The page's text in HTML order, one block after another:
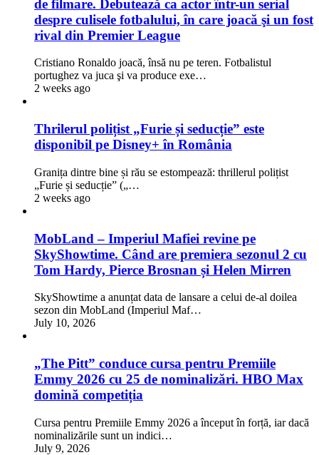
de filmare. Debutează ca actor într-un serial
despre culisele fotbalului, în care joacă şi un fost
rival din Premier League
Cristiano Ronaldo joacă, însă nu pe teren. Fotbalistul
portughez va juca şi va produce exe…
2 weeks ago
Thrilerul polițist „Furie și seducție” este
disponibil pe Disney+ în România
Granița dintre bine și rău se estompează: thrillerul polițist
„Furie și seducție” („…
2 weeks ago
MobLand – Imperiul Mafiei revine pe
SkyShowtime. Când are premiera sezonul 2 cu
Tom Hardy, Pierce Brosnan și Helen Mirren
SkyShowtime a anunțat data de lansare a celui de-al doilea
sezon din MobLand (Imperiul Maf…
July 10, 2026
„The Pitt” conduce cursa pentru Premiile
Emmy 2026 cu 25 de nominalizări. HBO Max
domină competiția
Cursa pentru Premiile Emmy 2026 a început în forță, iar dacă
nominalizările sunt un indici…
July 9, 2026